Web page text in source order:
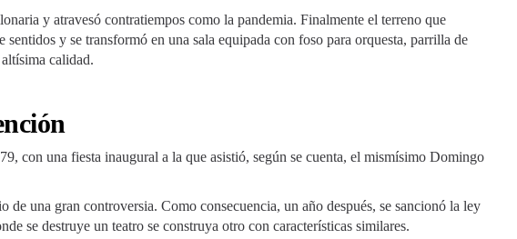
y atravesó contratiempos como la pandemia. Finalmente el terreno que
y se transformó en una sala equipada con foso para orquesta, parrilla de
calidad.
con una fiesta inaugural a la que asistió, según se cuenta, el mismísimo Domingo
de una gran controversia. Como consecuencia, un año después, se sancionó la ley
se destruye un teatro se construya otro con características similares.